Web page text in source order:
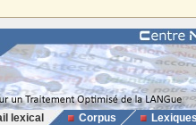
lexical Corpus